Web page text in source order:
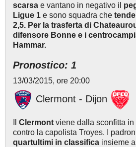
scarsa e vantano in negativo il
Ligue 1 e sono squadra che
2,5. Per la trasferta di
difensore Bonne e i
Hammar.
Pronostico: 1
13/03/2015, ore 20:00
Clermont - Dijon
Clermont viene dalla sconfitta in
contro la capolista Troyes. I
quartultimi in classifica insieme